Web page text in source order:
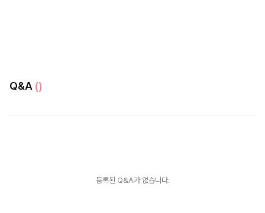
Q&A ()
등록된 Q&A가 없습니다.